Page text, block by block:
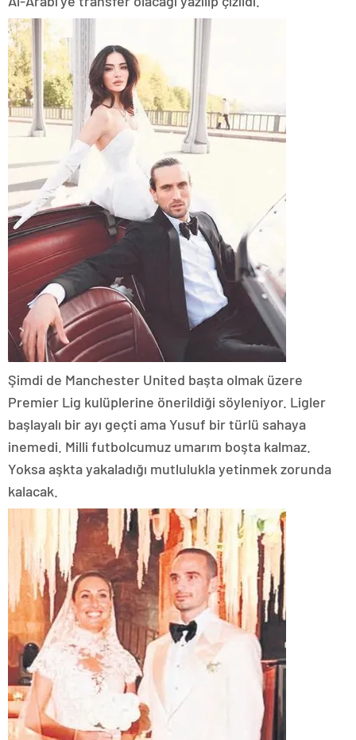
Şimdi de Manchester United başta olmak üzere
Premier Lig kulüplerine önerildiği söyleniyor. Ligler
başlayalı bir ayı geçti ama Yusuf bir türlü sahaya
inemedi. Milli futbolcumuz umarım boşta kalmaz.
Yoksa aşkta yakaladığı mutlulukla yetinmek zorunda
kalacak.